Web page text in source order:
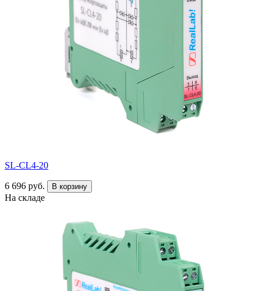
SL-CL4-20
6 696 руб. В корзину
На складе